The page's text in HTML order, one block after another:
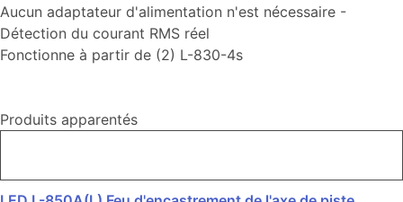
Aucun adaptateur d'alimentation n'est nécessaire -
Détection du courant RMS réel
Fonctionne à partir de (2) L-830-4s
Produits apparentés